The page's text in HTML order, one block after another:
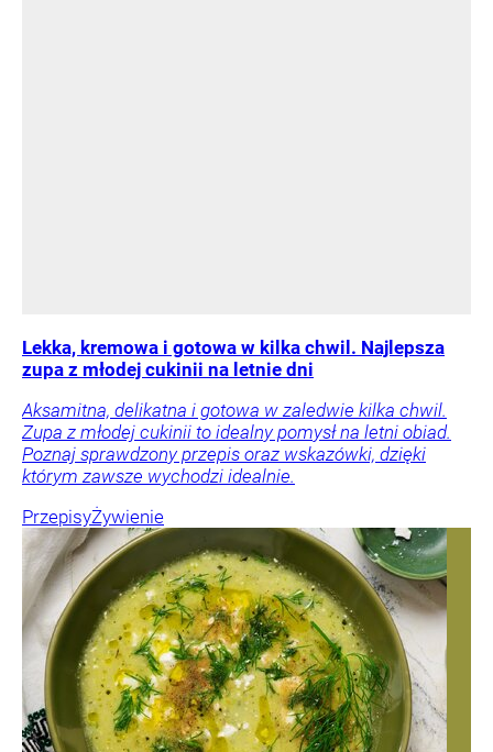
Lekka, kremowa i gotowa w kilka chwil. Najlepsza
zupa z młodej cukinii na letnie dni
Aksamitna, delikatna i gotowa w zaledwie kilka chwil.
Zupa z młodej cukinii to idealny pomysł na letni obiad.
Poznaj sprawdzony przepis oraz wskazówki, dzięki
którym zawsze wychodzi idealnie.
PrzepisyŻywienie